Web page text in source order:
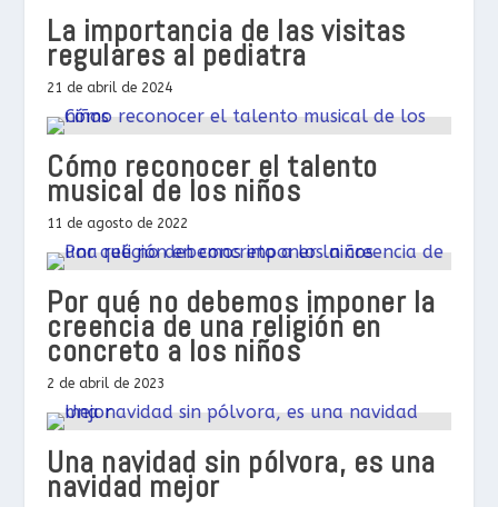
La importancia de las visitas
regulares al pediatra
21 de abril de 2024
Cómo reconocer el talento
musical de los niños
11 de agosto de 2022
Por qué no debemos imponer la
creencia de una religión en
concreto a los niños
2 de abril de 2023
Una navidad sin pólvora, es una
navidad mejor